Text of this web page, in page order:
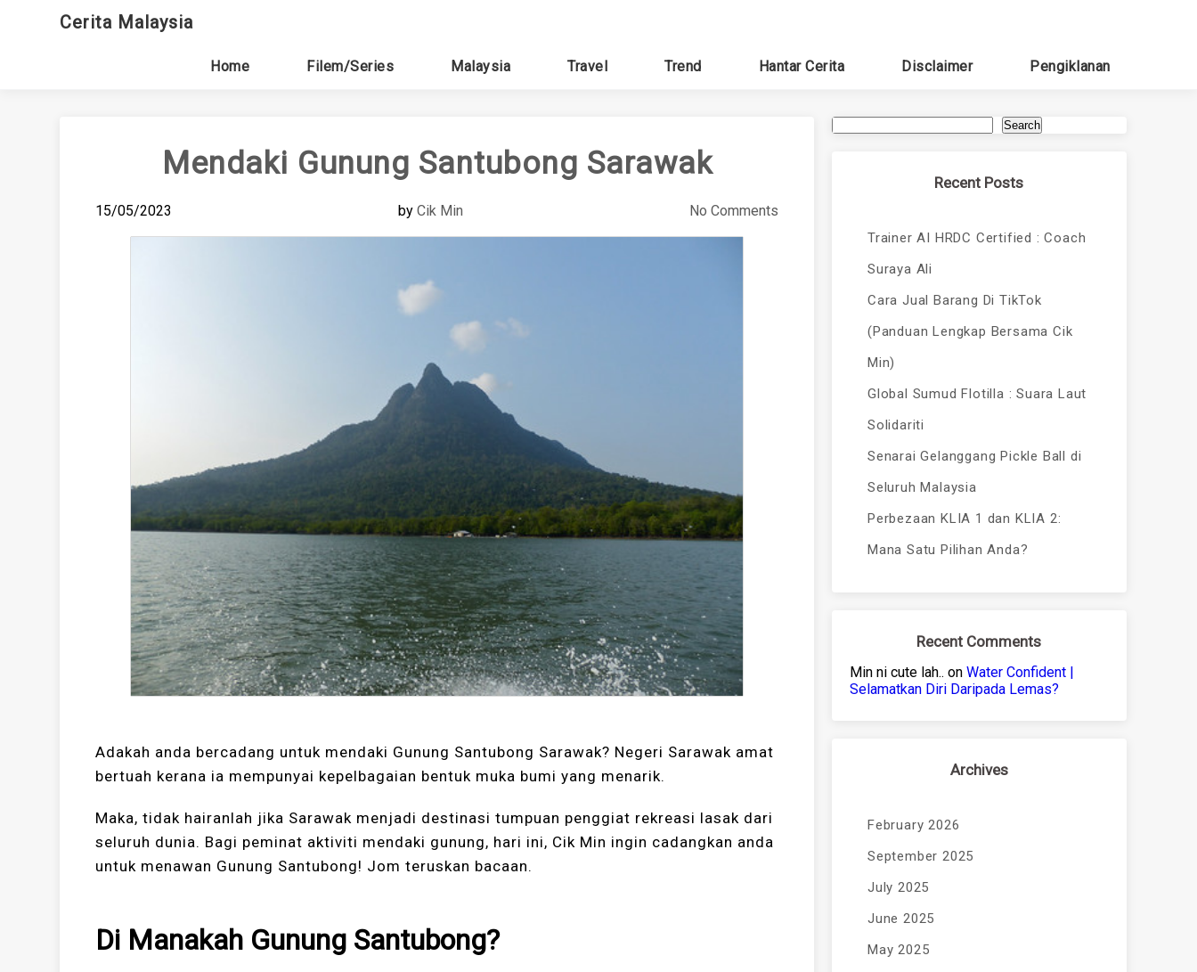
Cerita Malaysia
Home Filem/Series Malaysia Travel Trend Hantar Cerita Disclaimer Pengiklanan
Mendaki Gunung Santubong Sarawak
15/05/2023 byCik Min No Comments
Adakah anda bercadang untuk mendaki Gunung Santubong Sarawak? Negeri Sarawak amat
bertuah kerana ia mempunyai kepelbagaian bentuk muka bumi yang menarik.
Maka, tidak hairanlah jika Sarawak menjadi destinasi tumpuan penggiat rekreasi lasak dari
seluruh dunia. Bagi peminat aktiviti mendaki gunung, hari ini, Cik Min ingin cadangkan anda
untuk menawan Gunung Santubong! Jom teruskan bacaan.
Di Manakah Gunung Santubong?
Search
Recent Posts
Trainer AI HRDC Certified : Coach
Suraya Ali
Cara Jual Barang Di TikTok
(Panduan Lengkap Bersama Cik
Min)
Global Sumud Flotilla : Suara Laut
Solidariti
Senarai Gelanggang Pickle Ball di
Seluruh Malaysia
Perbezaan KLIA 1 dan KLIA 2:
Mana Satu Pilihan Anda?
Recent Comments
Min ni cute lah.. on Water Confident |
Selamatkan Diri Daripada Lemas?
Archives
February 2026
September 2025
July 2025
June 2025
May 2025